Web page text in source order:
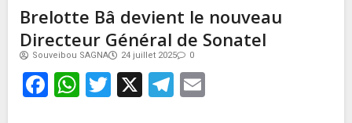
Brelotte Bâ devient le nouveau
Directeur Général de Sonatel
Souveibou SAGNA 24 juillet 2025 0
Facebook
WhatsApp
Twitter
X Telegram